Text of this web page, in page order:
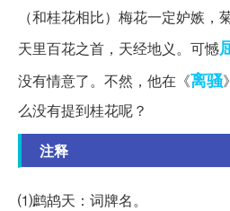
（和桂花相比）梅花一定妒嫉，
天里百花之首，天经地义。可憾
没有情意了。不然，他在《离骚
么没有提到桂花呢？
注释
⑴鹧鸪天：词牌名。